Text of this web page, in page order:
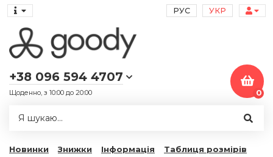
РУС УКР
+38 096 594 4707
Щоденно, з 10:00 до 20:00 0
Новинки Знижки Інформація
Таблиця розмірів